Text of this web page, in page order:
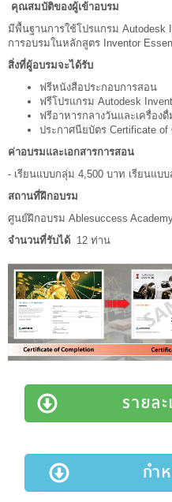
คุณสมบัติของผู้เข้าอบรม
มีพื้นฐานการใช้โปรแกรม Autodesk
การอบรมในหลักสูตร Inventor
สิ่งที่ผู้อบรมจะได้รับ
ฟรีหนังสือประกอบการสอน
ฟรีโปรแกรม Autodesk
ฟรีอาหารกลางวันและเครื่องดื่
ประกาศนียบัตร Certificate of
ค่าอบรมและเอกสารการสอน
- เรียนแบบกลุ่ม 4,500 บาท เรียนแบ
สถานที่ฝึกอบรม
ศูนย์ฝึกอบรม Ablesuccess
จำนวนที่รับได้ 12 ท่าน
รายล
กำ